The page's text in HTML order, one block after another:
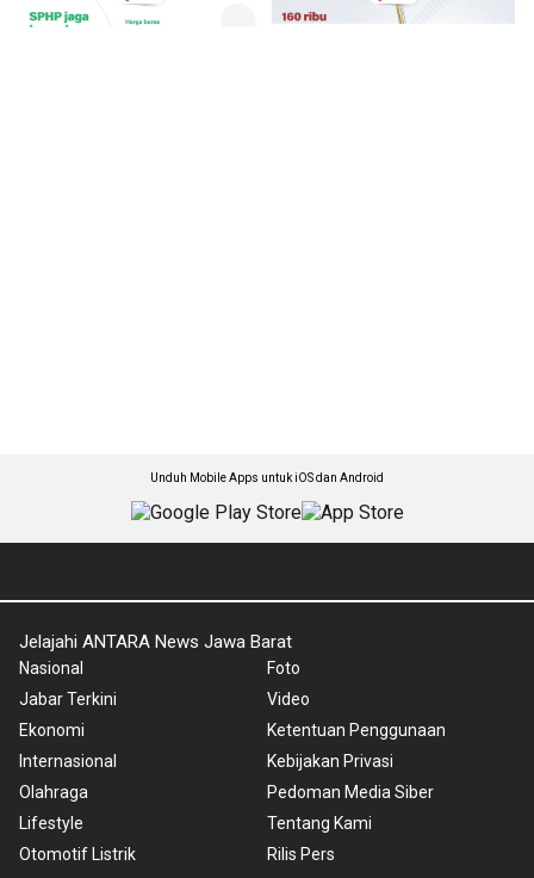
Unduh Mobile Apps untuk iOS dan Android
Jelajahi ANTARA News Jawa Barat
Nasional
Jabar Terkini
Ekonomi
Internasional
Olahraga
Lifestyle
Otomotif Listrik
Foto
Video
Ketentuan Penggunaan
Kebijakan Privasi
Pedoman Media Siber
Tentang Kami
Rilis Pers